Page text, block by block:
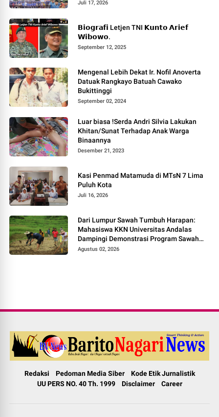
Juli 17, 2026
𝗕𝗶𝗼𝗴𝗿𝗮𝗳𝗶 Letjen TNI 𝗞𝘂𝗻𝘁𝗼 𝗔𝗿𝗶𝗲𝗳
𝗪𝗶𝗯𝗼𝘄𝗼.
September 12, 2025
Mengenal Lebih Dekat Ir. Nofil Anoverta
Datuak Rangkayo Batuah Cawako
Bukittinggi
September 02, 2024
Luar biasa !Serda Andri Silvia Lakukan
Khitan/Sunat Terhadap Anak Warga
Binaannya
Desember 21, 2023
Kasi Penmad Matamuda di MTsN 7 Lima
Puluh Kota
Juli 16, 2026
Dari Lumpur Sawah Tumbuh Harapan:
Mahasiswa KKN Universitas Andalas
Dampingi Demonstrasi Program Sawah
Pokok Murah di Jorong Bayua
Agustus 02, 2026
Redaksi Pedoman Media Siber
Kode Etik Jurnalistik
UU PERS NO. 40 Th. 1999
Disclaimer Career